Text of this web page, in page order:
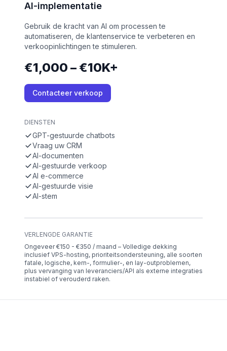
AI-implementatie
Gebruik de kracht van AI om processen te
automatiseren, de klantenservice te verbeteren en
verkoopinlichtingen te stimuleren.
€1,000 – €10K+
Contacteer verkoop
DIENSTEN
GPT-gestuurde chatbots
Vraag uw CRM
AI-documenten
AI-gestuurde verkoop
AI e-commerce
AI-gestuurde visie
AI-stem
VERLENGDE GARANTIE
Ongeveer €150 - €350 / maand – Volledige dekking
inclusief VPS-hosting, prioriteitsondersteuning, alle soorten
fatale, logische, kern-, formulier-, en lay-outproblemen,
plus vervanging van leveranciers/API als externe integraties
instabiel of verouderd raken.